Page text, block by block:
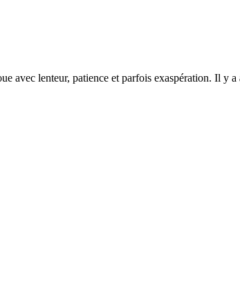
avec lenteur, patience et parfois exaspération. Il y a